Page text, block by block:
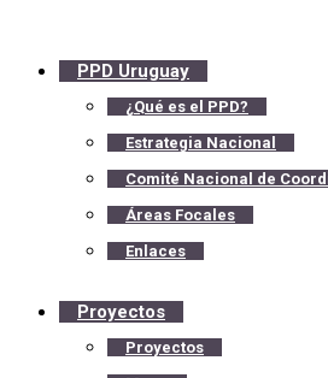
PPD Uruguay
¿Qué es el PPD?
Estrategia Nacional
Comité Nacional de
Áreas Focales
Enlaces
Proyectos
Proyectos